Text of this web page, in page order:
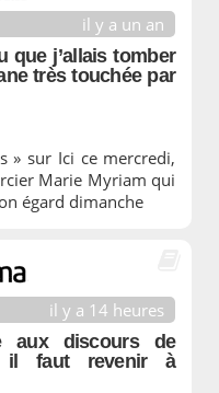
il y a un an
que j’allais tomber
très touchée par
» sur Ici ce mercredi,
Marie Myriam qui
égard dimanche
il y a 14 heures
aux discours de
il faut revenir à